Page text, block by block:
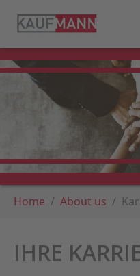
You are here:
Home About us
IHRE